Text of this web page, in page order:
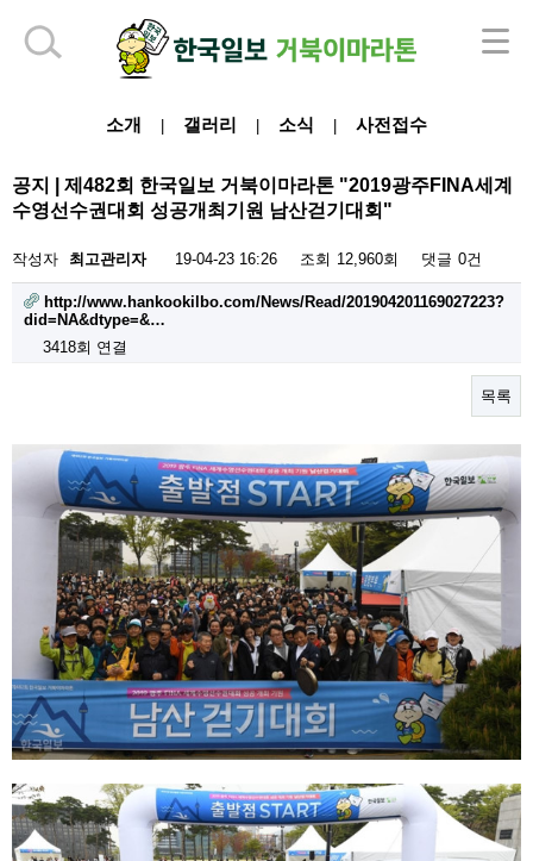
소개 갤러리 소식 사전접수
공지 | 제482회 한국일보 거북이마라톤 "2019광주FINA세계
수영선수권대회 성공개최기원 남산걷기대회"
작성자 최고관리자 19-04-23 16:26 조회 12,960회 댓글 0건
http://www.hankookilbo.com/News/Read/201904201169027223?
did=NA&dtype=&…
3418회 연결
목록
하단 영역